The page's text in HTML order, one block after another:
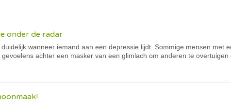
onder de radar
wanneer iemand aan een depressie lijdt. Sommige mensen met
achter een masker van een glimlach om anderen te overtuigen